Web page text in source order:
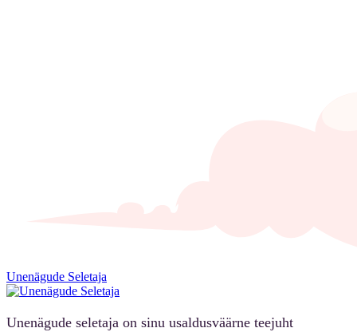
Unenägude Seletaja
Unenägude seletaja on sinu usaldusväärne teejuht